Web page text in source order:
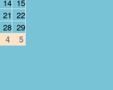
14 15
21 22
28 29
4 5